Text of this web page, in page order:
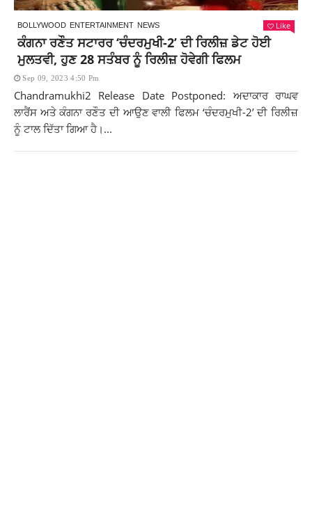
BOLLYWOOD ENTERTAINMENT NEWS Like
ਕੰਗਨਾ ਰਣੌਤ ਸਟਾਰਰ ‘ਚੰਦਰਮੁਖੀ-2’ ਦੀ ਰਿਲੀਜ਼ ਡੇਟ ਹੋਈ
ਮੁਲਤਵੀ, ਹੁਣ 28 ਸਤੰਬਰ ਨੂੰ ਰਿਲੀਜ਼ ਹੋਵੇਗੀ ਫਿਲਮ
Sep 09, 2023 4:50 Pm
Chandramukhi2 Release Date Postponed: ਅਦਾਕਾਰ ਰਾਘਵ
ਲਾਰੈਂਸ ਅਤੇ ਕੰਗਨਾ ਰਣੌਤ ਦੀ ਆਉਣ ਵਾਲੀ ਫਿਲਮ ‘ਚੰਦਰਮੁਖੀ-2’ ਦੀ ਰਿਲੀਜ਼
ਨੂੰ ਟਾਲ ਦਿੱਤਾ ਗਿਆ ਹੈ।...